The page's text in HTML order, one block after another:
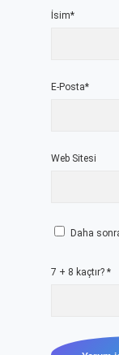
İsim*
E-Posta*
Web Sitesi
Daha
7 + 8 kaçtır? *